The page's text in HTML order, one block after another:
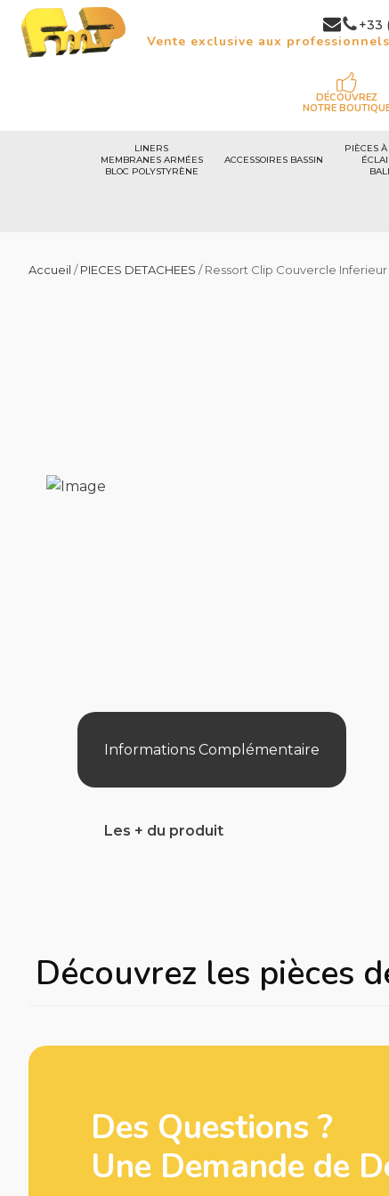
+33
Vente exclusive aux
DÉCOUVREZ
NOTRE
LINERS
MEMBRANES ARMÉES
BLOC POLYSTYRÈNE
ACCESSOIRES BASSIN
PIÈCES
Accueil /PIECES DETACHEES / Ressort Clip Couvercle
Informations Complémentaire
Les + du produit
Découvrez les pièces
Des Questions ?
Une Demande de